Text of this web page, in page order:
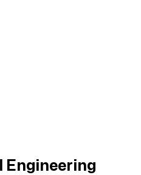
Engineering